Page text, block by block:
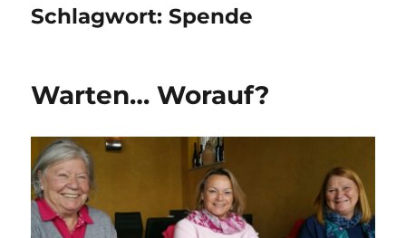
Schlagwort:Spende
Warten… Worauf?